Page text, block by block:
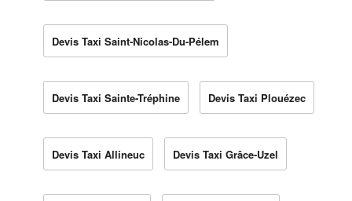
Devis Taxi Saint-Nicolas-Du-Pélem
Devis Taxi Sainte-Tréphine Devis Taxi Plouézec
Devis Taxi Allineuc Devis Taxi Grâce-Uzel